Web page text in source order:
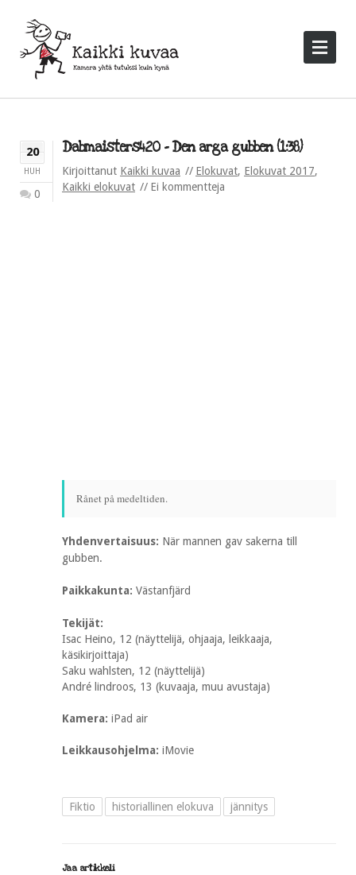
20
HUH
0
Dabmaisters420 – Den arga gubben (1:38)
Kirjoittanut Kaikki kuvaa Elokuvat, Elokuvat 2017,
Kaikki elokuvat
Ei kommentteja
Rånet på medeltiden.
Yhdenvertaisuus: När mannen gav sakerna till
gubben.
Paikkakunta: Västanfjärd
Tekijät:
Isac Heino, 12 (näyttelijä, ohjaaja, leikkaaja,
käsikirjoittaja)
Saku wahlsten, 12 (näyttelijä)
André lindroos, 13 (kuvaaja, muu avustaja)
Kamera: iPad air
Leikkausohjelma: iMovie
Fiktio historiallinen elokuva jännitys
Jaa artikkeli